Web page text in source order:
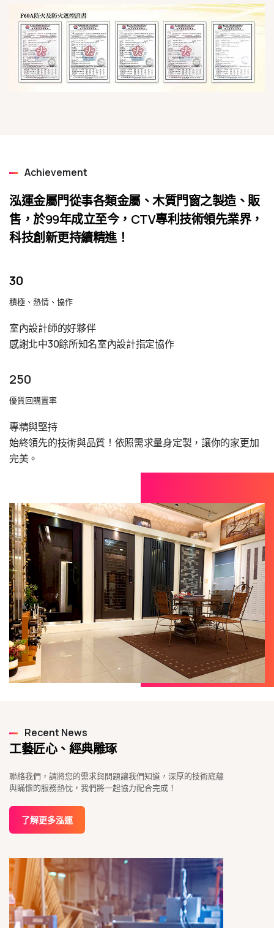
Achievement
泓運金屬門從事各類金屬、木質門窗之製造、販
售，於99年成立至今，CTV專利技術領先業界，
科技創新更持續精進！
30
積極、熱情、協作
室內設計師的好夥伴
感謝北中30餘所知名室內設計指定協作
250
優質回購置率
專精與堅持
始終領先的技術與品質！依照需求量身定製，讓你的家更加
完美。
Recent News
工藝匠心、經典雕琢
聯絡我們，請將您的需求與問題讓我們知道，深厚的技術底蘊
與瞞懷的服務熱忱，我們將一起協力配合完成！
了解更多泓運